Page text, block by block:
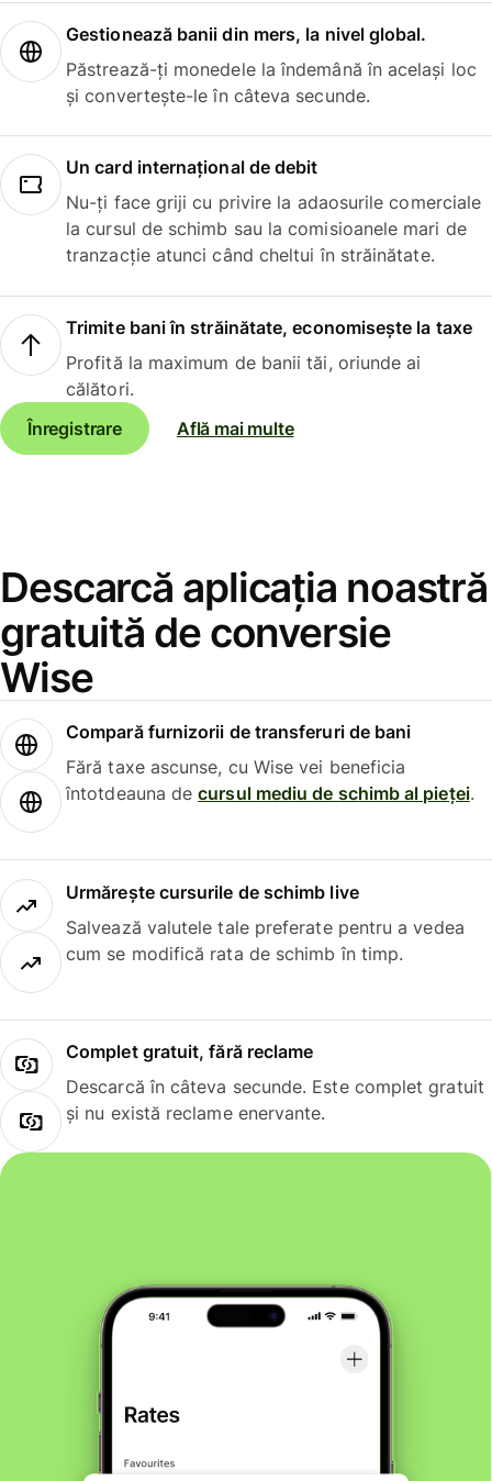
Gestionează banii din mers, la nivel global.
Păstrează-ți monedele la îndemână în același loc
și convertește-le în câteva secunde.
Un card internațional de debit
Nu-ți face griji cu privire la adaosurile comerciale
la cursul de schimb sau la comisioanele mari de
tranzacție atunci când cheltui în străinătate.
Trimite bani în străinătate, economisește la taxe
Profită la maximum de banii tăi, oriunde ai
călători.
Înregistrare
Află mai multe
Descarcă aplicația noastră
gratuită de conversie
Wise
Compară furnizorii de transferuri de bani
Fără taxe ascunse, cu Wise vei beneficia
întotdeauna decursul mediu de schimb al pieței.
Urmărește cursurile de schimb live
Salvează valutele tale preferate pentru a vedea
cum se modifică rata de schimb în timp.
Complet gratuit, fără reclame
Descarcă în câteva secunde. Este complet gratuit
și nu există reclame enervante.